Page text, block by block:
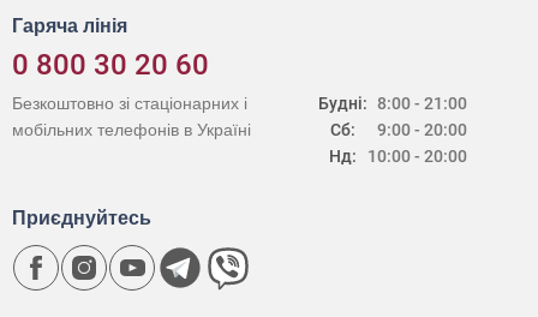
Гаряча лінія
0 800 30 20 60
Будні:
Сб:
Нд:
8:00 - 21:00
9:00 - 20:00
10:00 - 20:00
Безкоштовно зі стаціонарних і
мобільних телефонів в Україні
Приєднуйтесь